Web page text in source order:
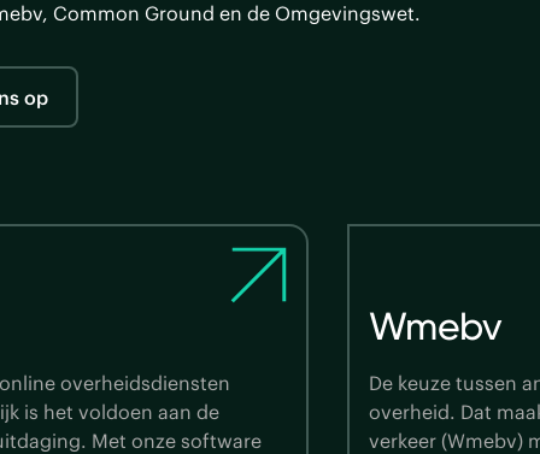
Common Ground en de Omgevingswet.
op
regelen met de
elektronisch bestuurlijk
2026. Maar wat wordt er
Common
Een verbeterde
applicaties en